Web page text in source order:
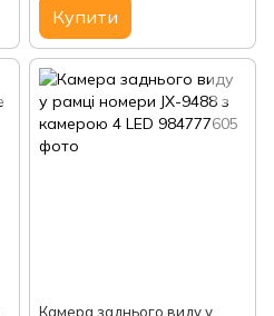
Купити
Камера заднього виду у